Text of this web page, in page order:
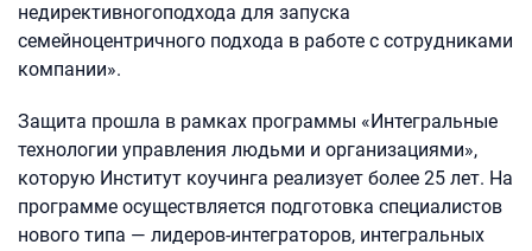
недирективногоподхода для запуска
семейноцентричного подхода в работе с сотрудниками
компании».
Защита прошла в рамках программы «Интегральные
технологии управления людьми и организациями»,
которую Институт коучинга реализует более 25 лет. На
программе осуществляется подготовка специалистов
нового типа — лидеров-интеграторов, интегральных